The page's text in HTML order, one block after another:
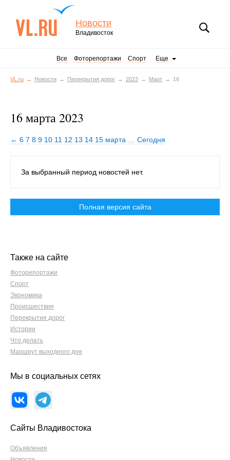
Новости
Владивосток
Все Фоторепортажи Спорт Еще
VL.ru Новости Перекрытия дорог 2023 Март 16
16 марта 2023
← 6 7 8 9 10 11 12 13 14 15 марта Сегодня
За выбранный период новостей нет.
Полная версия сайта
Также на сайте
Фоторепортажи
Спорт
Экономика
Происшествия
Перекрытия дорог
Истории
Что делать
Маршрут выходного дня
Мы в социальных сетях
Сайты Владивостока
Объявления